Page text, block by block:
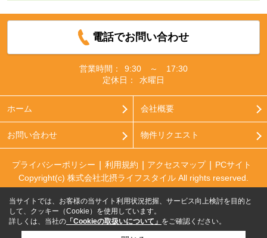
電話でお問い合わせ
営業時間：
9:30 ～ 17:30
定休日：
水曜日
ホーム 会社概要
お問い合わせ 物件リクエスト
プライバシーポリシー 利用規約 アクセスマップ
PCサイト
Copyright(c) 株式会社北摂ライフスタイル All rights reserved.
当サイトでは、お客様の当サイト利用状況把握、サービス向上検討を目的と
して、クッキー（Cookie）を使用しています。
詳しくは、当社の 「Cookieの取扱いについて」 をご確認ください。